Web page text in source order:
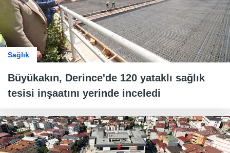
Sağlık
Büyükakın, Derince'de 120 yataklı sağlık
tesisi inşaatını yerinde inceledi